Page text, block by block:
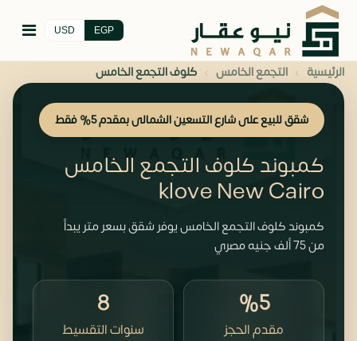
EGP
USD
الرئيسية › التجمع الخامس › كلوف التجمع الخامس
شقق للبيع على شارع التسعين الشمالى بمقدم 5% فقط
كمبوند كلوف التجمع الخامس
klove New Cairo
كمبوند كلوف التجمع الخامس يوفر شقق بسعر متر يبدأ
من 75 ألف جنيه مصري
%5
مقدم الحجز
8
سنوات التقسيط